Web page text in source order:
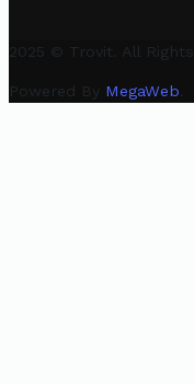
2025 © Trovit. All Rights
Powered By MegaWeb